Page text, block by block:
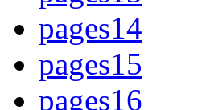
pages14
pages15
pages16